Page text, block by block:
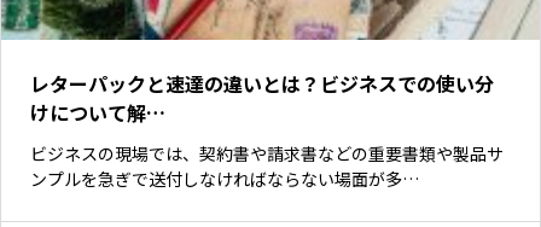
レターパックと速達の違いとは？ビジネスでの使い分
けについて解…
ビジネスの現場では、契約書や請求書などの重要書類や製品サ
ンプルを急ぎで送付しなければならない場面が多…